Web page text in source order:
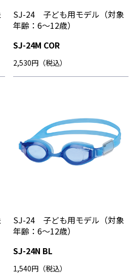
SJ-24 子ども用モデル（対象
年齢：6～12歳）
SJ-24M COR
2,530円（税込）
SJ-24 子ども用モデル（対象
年齢：6～12歳）
SJ-24N BL
1,540円（税込）